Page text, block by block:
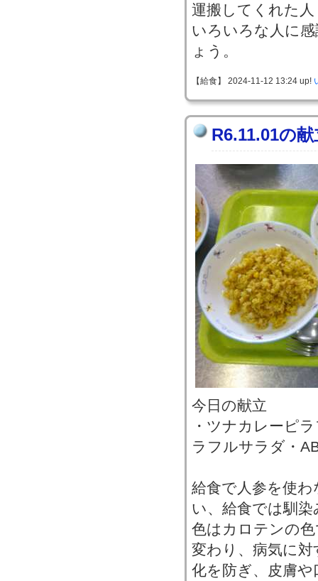
運搬してくれた
いろいろな人に
ょう。
【給食】 2024-11-12 13:24 up!
R6.11.01の献
今日の献立
・ツナカレーピ
ラフルサラダ・
給食で人参を使
い、給食では馴
色はカロテンの
変わり、病気に
化を防ぎ、皮膚